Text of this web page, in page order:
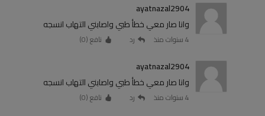
ayatnazal2904
وانا صار معي خطأ طبي واصابني التهاب انسجه
4 سنوات منذ رد نافع (0
)
ayatnazal2904
وانا صار معي خطأ طبي واصابني التهاب انسجه
4 سنوات منذ رد نافع (0
)